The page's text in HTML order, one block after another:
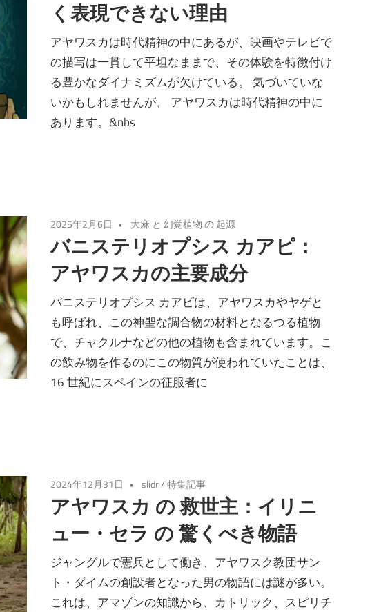
く表現できない理由
アヤワスカは時代精神の中にあるが、映画やテレビで
の描写は一貫して平坦なままで、その体験を特徴付け
る豊かなダイナミズムが欠けている。 気づいていな
いかもしれませんが、 アヤワスカは時代精神の中に
あります。&nbs
2025年2月6日 大麻 と 幻覚植物 の 起源
バニステリオプシス カアピ：
アヤワスカの主要成分
バニステリオプシス カアピは、アヤワスカやヤゲと
も呼ばれ、この神聖な調合物の材料となるつる植物
で、チャクルナなどの他の植物も含まれています。こ
の飲み物を作るのにこの物質が使われていたことは、
16 世紀にスペインの征服者に
2024年12月31日 slidr/特集記事
アヤワスカ の 救世主：イリニ
ュー・セラ の 驚くべき物語
ジャングルで憲兵として働き、アヤワスク教団サン
ト・ダイムの創設者となった男の物語には謎が多い。
これは、アマゾンの知識から、カトリック、スピリチ